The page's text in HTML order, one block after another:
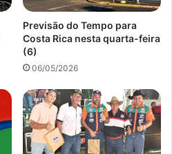
Previsão do Tempo para
Costa Rica nesta quarta-feira
(6)
06/05/2026